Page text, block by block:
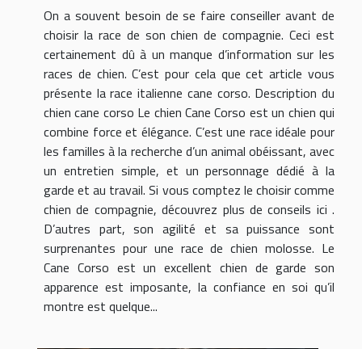
On a souvent besoin de se faire conseiller avant de
choisir la race de son chien de compagnie. Ceci est
certainement dû à un manque d’information sur les
races de chien. C’est pour cela que cet article vous
présente la race italienne cane corso. Description du
chien cane corso Le chien Cane Corso est un chien qui
combine force et élégance. C’est une race idéale pour
les familles à la recherche d’un animal obéissant, avec
un entretien simple, et un personnage dédié à la
garde et au travail. Si vous comptez le choisir comme
chien de compagnie, découvrez plus de conseils ici .
D’autres part, son agilité et sa puissance sont
surprenantes pour une race de chien molosse. Le
Cane Corso est un excellent chien de garde son
apparence est imposante, la confiance en soi qu’il
montre est quelque...